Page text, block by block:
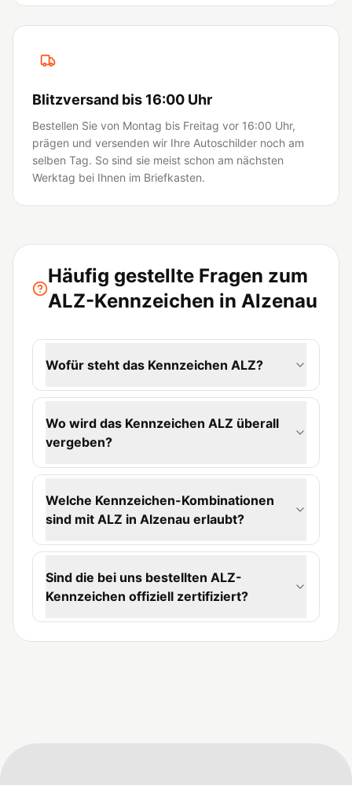
Blitzversand bis 16:00 Uhr
Bestellen Sie von Montag bis Freitag vor 16:00 Uhr,
prägen und versenden wir Ihre Autoschilder noch am
selben Tag. So sind sie meist schon am nächsten
Werktag bei Ihnen im Briefkasten.
Häufig gestellte Fragen zum
ALZ-Kennzeichen in Alzenau
Wofür steht das Kennzeichen ALZ?
Wo wird das Kennzeichen ALZ überall
vergeben?
Welche Kennzeichen-Kombinationen
sind mit ALZ in Alzenau erlaubt?
Sind die bei uns bestellten ALZ-
Kennzeichen offiziell zertifiziert?